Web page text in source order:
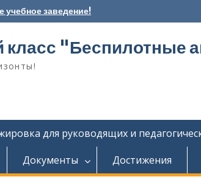
заведение!
класс "Беспилотные
для руководящих и
Документы Достижения